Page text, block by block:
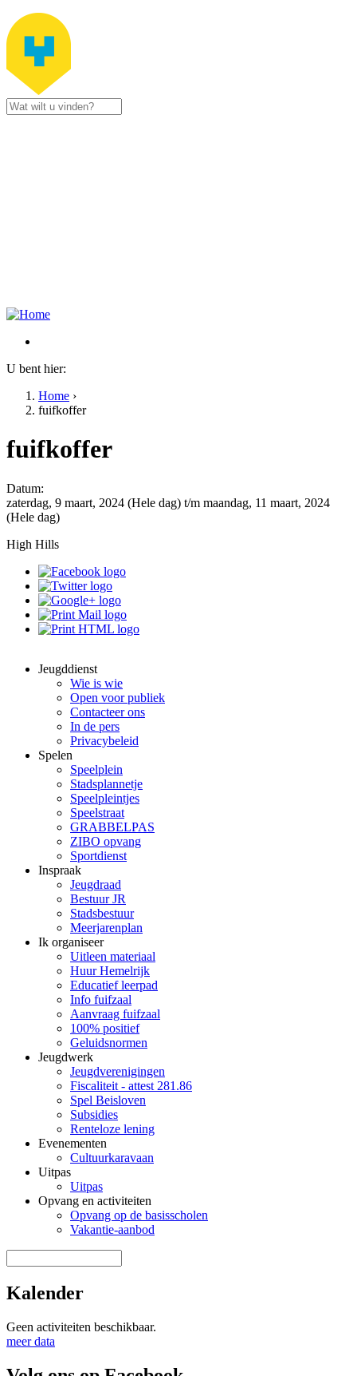
Jump to navigation
U bent hier:
Home ›
fuifkoffer
fuifkoffer
Datum:
zaterdag, 9 maart, 2024 (Hele dag) t/m maandag, 11 maart, 2024
(Hele dag)
High Hills
Jeugddienst
Wie is wie
Open voor publiek
Contacteer ons
In de pers
Privacybeleid
Spelen
Speelplein
Stadsplannetje
Speelpleintjes
Speelstraat
GRABBELPAS
ZIBO opvang
Sportdienst
Inspraak
Jeugdraad
Bestuur JR
Stadsbestuur
Meerjarenplan
Ik organiseer
Uitleen materiaal
Huur Hemelrijk
Educatief leerpad
Info fuifzaal
Aanvraag fuifzaal
100% positief
Geluidsnormen
Jeugdwerk
Jeugdverenigingen
Fiscaliteit - attest 281.86
Spel Beisloven
Subsidies
Renteloze lening
Evenementen
Cultuurkaravaan
Uitpas
Uitpas
Opvang en activiteiten
Opvang op de basisscholen
Vakantie-aanbod
Kalender
Geen activiteiten beschikbaar.
meer data